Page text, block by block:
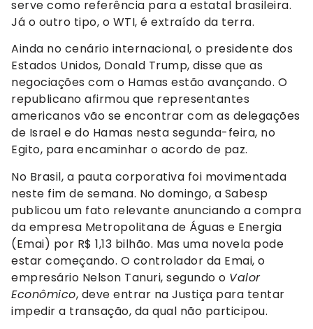
serve como referência para a estatal brasileira.
Já o outro tipo, o WTI, é extraído da terra.
Ainda no cenário internacional, o presidente dos
Estados Unidos, Donald Trump, disse que as
negociações com o Hamas estão avançando. O
republicano afirmou que representantes
americanos vão se encontrar com as delegações
de Israel e do Hamas nesta segunda-feira, no
Egito, para encaminhar o acordo de paz.
No Brasil, a pauta corporativa foi movimentada
neste fim de semana. No domingo, a Sabesp
publicou um fato relevante anunciando a compra
da empresa Metropolitana de Águas e Energia
(Emai) por R$ 1,13 bilhão. Mas uma novela pode
estar começando. O controlador da Emai, o
empresário Nelson Tanuri, segundo o Valor
Econômico, deve entrar na Justiça para tentar
impedir a transação, da qual não participou.